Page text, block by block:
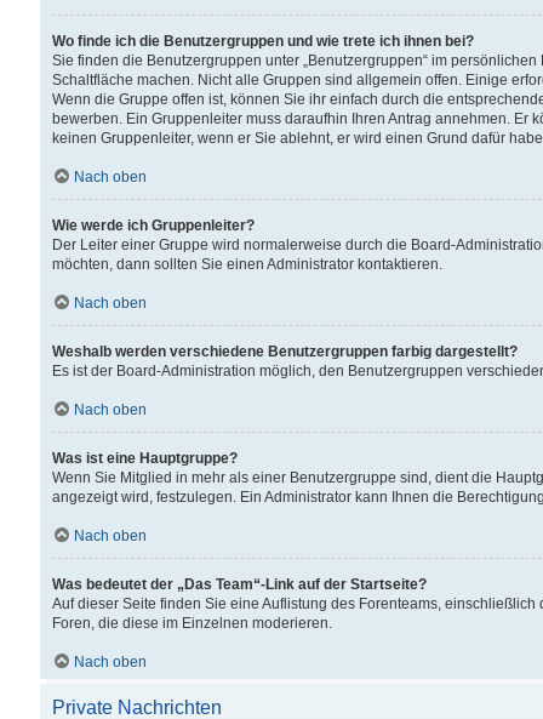
Wo finde ich die Benutzergruppen und wie trete ich ihnen bei?
Sie finden die Benutzergruppen unter „Benutzergruppen“ im
Schaltfläche machen. Nicht alle Gruppen sind allgemein offen. Einige
Wenn die Gruppe offen ist, können Sie ihr einfach durch die
bewerben. Ein Gruppenleiter muss daraufhin Ihren Antrag annehmen.
keinen Gruppenleiter, wenn er Sie ablehnt, er wird einen Grund dafür
Nach oben
Wie werde ich Gruppenleiter?
Der Leiter einer Gruppe wird normalerweise durch die Board-
möchten, dann sollten Sie einen Administrator kontaktieren.
Nach oben
Weshalb werden verschiedene Benutzergruppen farbig dargestellt?
Es ist der Board-Administration möglich, den Benutzergruppen
Nach oben
Was ist eine Hauptgruppe?
Wenn Sie Mitglied in mehr als einer Benutzergruppe sind, dient die
angezeigt wird, festzulegen. Ein Administrator kann Ihnen die
Nach oben
Was bedeutet der „Das Team“-Link auf der Startseite?
Auf dieser Seite finden Sie eine Auflistung des Forenteams,
Foren, die diese im Einzelnen moderieren.
Nach oben
Private Nachrichten